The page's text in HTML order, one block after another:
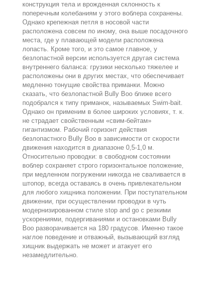
конструкция тела и врожденная склонность к
поперечным колебаниям у этого воблера сохранены.
Однако крепежная петля в носовой части
расположена совсем по иному, она выше посадочного
места, где у плавающей модели расположена
лопасть. Кроме того, и это самое главное, у
безлопастной версии используется другая система
внутреннего баланса: грузики несколько тяжелее и
расположены они в других местах, что обеспечивает
медленно тонущие свойства приманки. Можно
сказать, что безлопастной Bully Boo ближе всего
подобрался к типу приманок, называемых Swim-bait.
Однако он применим в более широких условиях, т. к.
не страдает свойственным «свим-бейтам»
гигантизмом. Рабочий горизонт действия
безлопастного Bully Boo в зависимости от скорости
движения находится в диапазоне 0,5-1,0 м.
Относительно проводки: в свободном состоянии
воблер сохраняет строго горизонтальное положение,
при медленном погружении никогда не сваливается в
штопор, всегда оставаясь в очень привлекательном
для любого хищника положении. При поступательном
движении, при осуществлении проводки в чуть
модернизированном стиле stop and go с резкими
ускорениями, подергиваниями и остановками Bully
Boo разворачивается на 180 градусов. Именно такое
наглое поведение и отважный, вызывающий взгляд
хищник выдержать не может и атакует его
незамедлительно.